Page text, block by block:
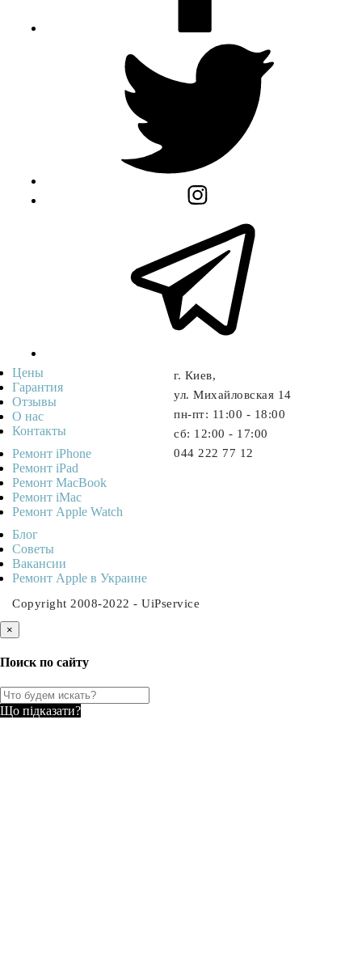
г. Киев,
ул. Михайловская 14
пн-пт: 11:00 - 18:00
cб: 12:00 - 17:00
044 222 77 12
Цены
Гарантия
Отзывы
О нас
Контакты
Ремонт iPhone
Ремонт iPad
Ремонт MacBook
Ремонт iMac
Ремонт Apple Watch
Блог
Советы
Ваканcии
Ремонт Apple в Украине
Copyright 2008-2022 - UiPservice
×
Поиск по сайту
Що підказати?